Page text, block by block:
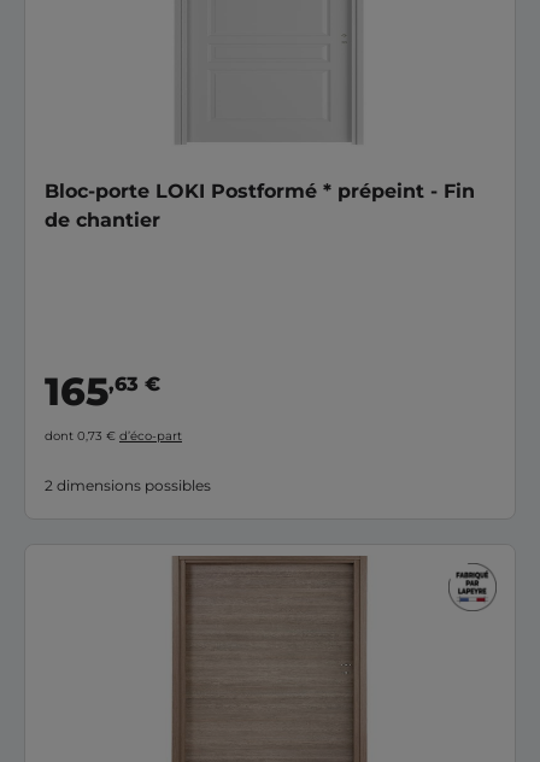
Bloc-porte LOKI Postformé * prépeint - Fin
de chantier
165,63 €
dont 0,73 € d’éco-part
2 dimensions possibles